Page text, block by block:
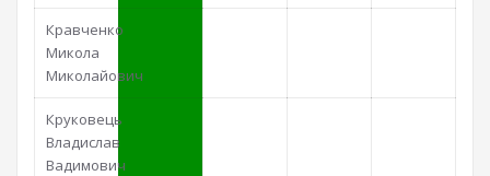
Кравченко
Микола
Миколайович
Круковець
Владислав
Вадимович